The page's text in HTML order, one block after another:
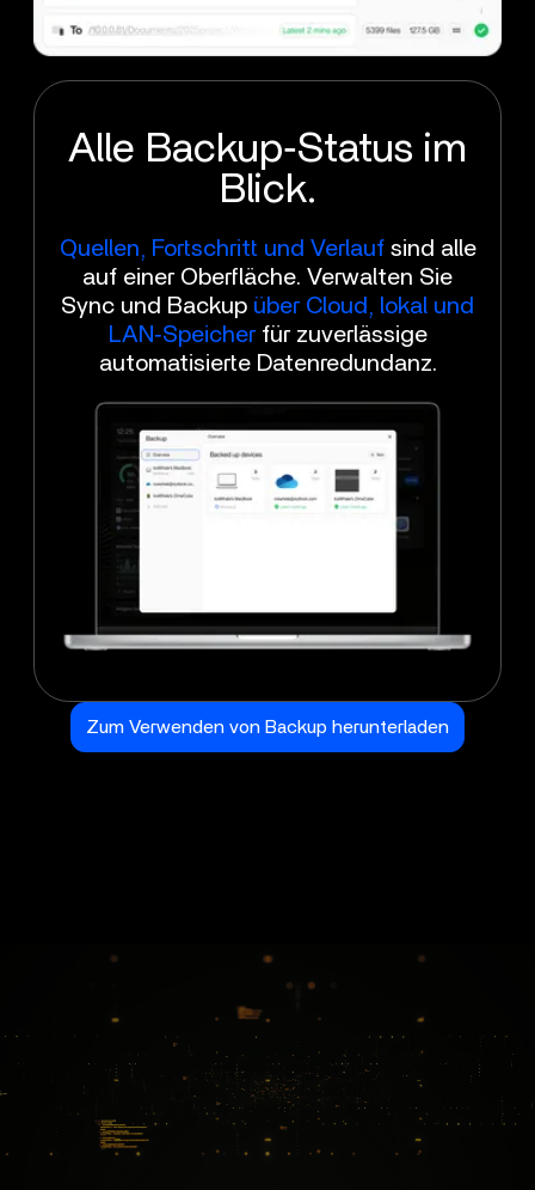
Alle Backup‑Status im
Blick.
Quellen, Fortschritt und Verlaufsind alle
auf einer Oberfläche. Verwalten Sie
Sync und Backup über Cloud, lokal und
LAN‑Speicherfür zuverlässige
automatisierte Datenredundanz.
Zum Verwenden von Backup herunterladen